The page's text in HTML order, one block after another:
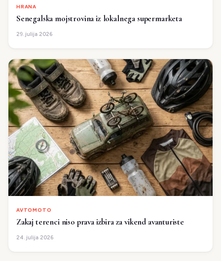
HRANA
Senegalska mojstrovina iz lokalnega supermarketa
29. julija 2026
AVTOMOTO
Zakaj terenci niso prava izbira za vikend avanturiste
24. julija 2026